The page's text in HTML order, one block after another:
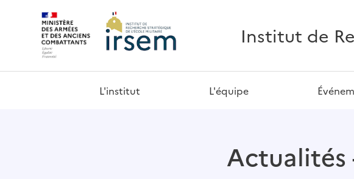
Institut de
L'institut L'équipe
Actualités